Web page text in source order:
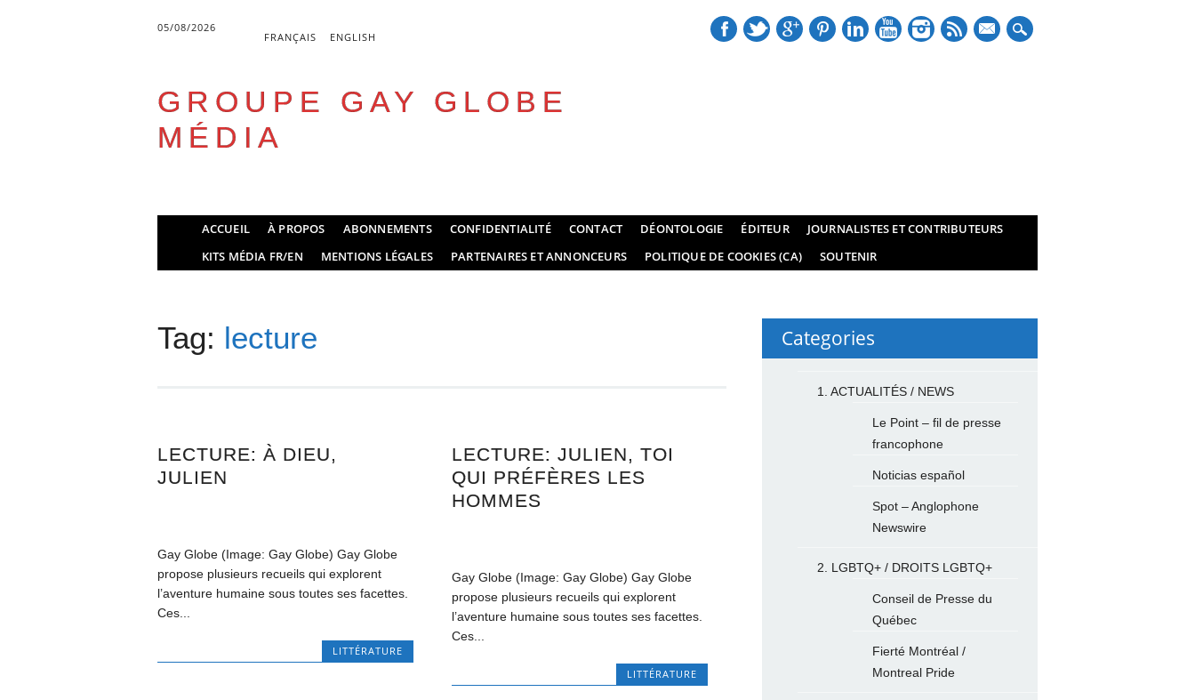
05/08/2026
FRANÇAIS ENGLISH
mail
GROUPE GAY GLOBE
MÉDIA
Main menu
ACCUEIL À PROPOS ABONNEMENTS CONFIDENTIALITÉ CONTACT DÉONTOLOGIE ÉDITEUR
JOURNALISTES ET CONTRIBUTEURS
KITS MÉDIA FR/EN
MENTIONS LÉGALES PARTENAIRES ET ANNONCEURS POLITIQUE DE COOKIES (CA) SOUTENIR
Tag: lecture
LECTURE: À DIEU,
JULIEN
Gay Globe (Image: Gay Globe) Gay Globe
propose plusieurs recueils qui explorent
l’aventure humaine sous toutes ses facettes.
Ces...
LITTÉRATURE
LECTURE: JULIEN, TOI
QUI PRÉFÈRES LES
HOMMES
Gay Globe (Image: Gay Globe) Gay Globe
propose plusieurs recueils qui explorent
l’aventure humaine sous toutes ses facettes.
Ces...
LITTÉRATURE
Categories
1. ACTUALITÉS / NEWS
Le Point – fil de presse
francophone
Noticias español
Spot – Anglophone
Newswire
2. LGBTQ+ / DROITS LGBTQ+
Conseil de Presse du
Québec
Fierté Montréal /
Montreal Pride